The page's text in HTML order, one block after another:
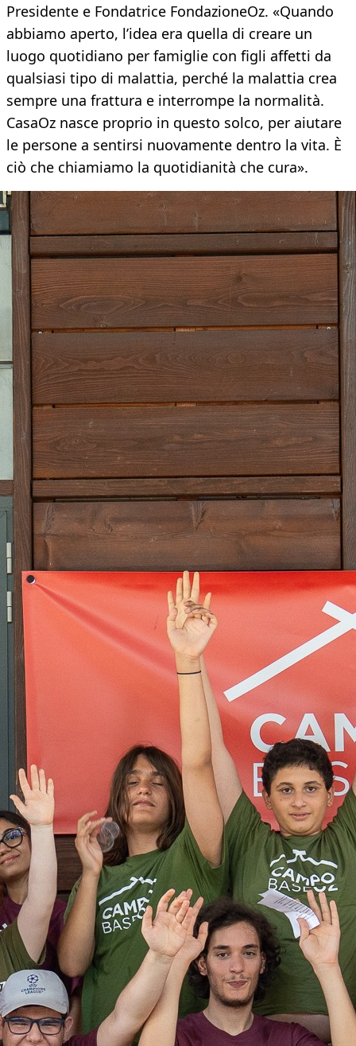
Presidente e Fondatrice FondazioneOz. «Quando
abbiamo aperto, l’idea era quella di creare un
luogo quotidiano per famiglie con figli affetti da
qualsiasi tipo di malattia, perché la malattia crea
sempre una frattura e interrompe la normalità.
CasaOz nasce proprio in questo solco, per aiutare
le persone a sentirsi nuovamente dentro la vita. È
ciò che chiamiamo la quotidianità che cura».